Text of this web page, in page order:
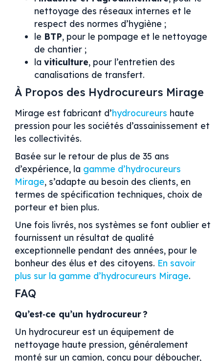
nettoyage des réseaux internes et le
respect des normes d’hygiène ;
le BTP, pour le pompage et le nettoyage
de chantier ;
la viticulture, pour l’entretien des
canalisations de transfert.
À Propos des Hydrocureurs Mirage
Mirage est fabricant d’hydrocureurs haute
pression pour les sociétés d’assainissement et
les collectivités.
Basée sur le retour de plus de 35 ans
d’expérience, la gamme d’hydrocureurs
Mirage, s’adapte au besoin des clients, en
termes de spécification techniques, choix de
porteur et bien plus.
Une fois livrés, nos systèmes se font oublier et
fournissent un résultat de qualité
exceptionnelle pendant des années, pour le
bonheur des élus et des citoyens. En savoir
plus sur la gamme d’hydrocureurs Mirage.
FAQ
Qu’est‑ce qu’un hydrocureur ?
Un hydrocureur est un équipement de
nettoyage haute pression, généralement
monté sur un camion, conçu pour déboucher,